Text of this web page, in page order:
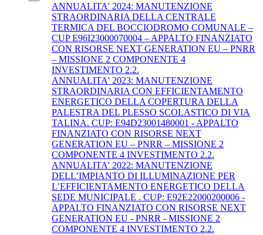
ANNUALITA' 2024: MANUTENZIONE
STRAORDINARIA DELLA CENTRALE
TERMICA DEL BOCCIODROMO COMUNALE –
CUP E96I23000070004 – APPALTO FINANZIATO
CON RISORSE NEXT GENERATION EU – PNRR
– MISSIONE 2 COMPONENTE 4
INVESTIMENTO 2.2.
ANNUALITA' 2023: MANUTENZIONE
STRAORDINARIA CON EFFICIENTAMENTO
ENERGETICO DELLA COPERTURA DELLA
PALESTRA DEL PLESSO SCOLASTICO DI VIA
TALINA. CUP: E94D23001480001 - APPALTO
FINANZIATO CON RISORSE NEXT
GENERATION EU – PNRR – MISSIONE 2
COMPONENTE 4 INVESTIMENTO 2.2.
ANNUALITA' 2022: MANUTENZIONE
DELL’IMPIANTO DI ILLUMINAZIONE PER
L’EFFICIENTAMENTO ENERGETICO DELLA
SEDE MUNICIPALE . CUP: E92E22000200006 -
APPALTO FINANZIATO CON RISORSE NEXT
GENERATION EU - PNRR - MISSIONE 2
COMPONENTE 4 INVESTIMENTO 2.2.